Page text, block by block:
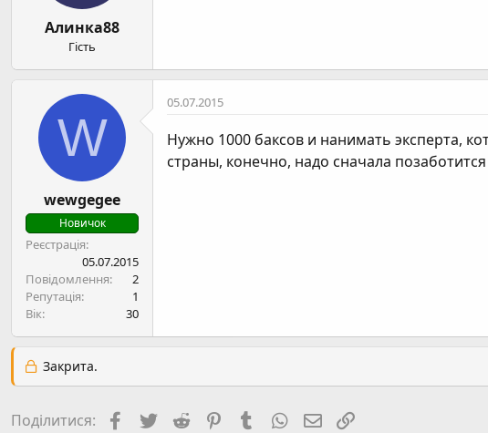
Алинка88
Гість
W
wewgegee
Новичок
Реєстрація
05.07.2015
Повідомлення
2
Репутація
1
Вік
30
05.07.2015
Нужно 1000 баксов и нанимать эксперта,
страны, конечно, надо сначала
Закрита.
Поділитися: FacebookTwitterReddit PinterestTumblrWhatsApp
E-mail